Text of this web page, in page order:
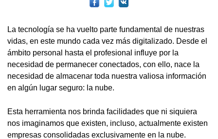
La tecnología se ha vuelto parte fundamental de nuestras
vidas, en este mundo cada vez más digitalizado. Desde el
ámbito personal hasta el profesional influye por la
necesidad de permanecer conectados, con ello, nace la
necesidad de almacenar toda nuestra valiosa información
en algún lugar seguro: la nube.
Esta herramienta nos brinda facilidades que ni siquiera
nos imaginamos que existen, incluso, actualmente existen
empresas consolidadas exclusivamente en la nube.